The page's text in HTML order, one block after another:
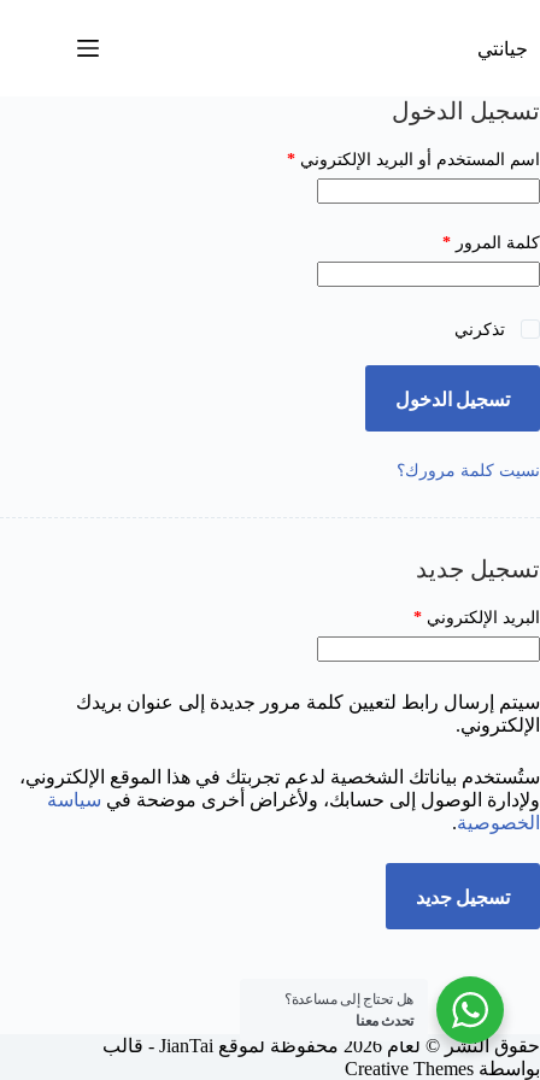
المحتوى
جيانتي
تسجيل الدخول
اسم المستخدم أو البريد الإلكتروني *مطلوبة
كلمة المرور *مطلوبة
تذكرني
تسجيل الدخول
نسيت كلمة مرورك؟
تسجيل جديد
البريد الإلكتروني *مطلوبة
سيتم إرسال رابط لتعيين كلمة مرور جديدة إلى عنوان بريدك
الإلكتروني.
ستُستخدم بياناتك الشخصية لدعم تجربتك في هذا الموقع الإلكتروني،
ولإدارة الوصول إلى حسابك، ولأغراض أخرى موضحة في سياسة
الخصوصية.
تسجيل جديد
حقوق النشر © لعام 2026 محفوظة لموقع JianTai - قالب
بواسطة Creative Themes
هل تحتاج إلى مساعدة؟
تحدث معنا